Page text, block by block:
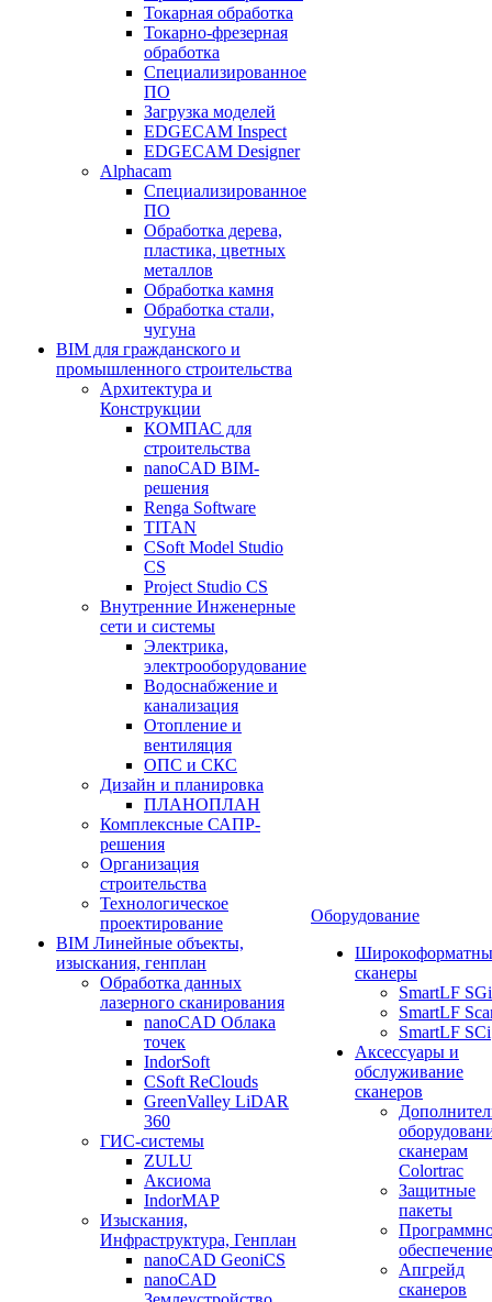
Токарная обработка
Токарно-фрезерная
обработка
Специализированное
ПО
Загрузка моделей
EDGECAM Inspect
EDGECAM Designer
Alphacam
Специализированное
ПО
Обработка дерева,
пластика, цветных
металлов
Обработка камня
Обработка стали,
чугуна
BIM для гражданского и
промышленного строительства
Архитектура и
Конструкции
КОМПАС для
строительства
nanoCAD BIM-
решения
Renga Software
TITAN
CSoft Model Studio
CS
Project Studio CS
Внутренние Инженерные
сети и системы
Электрика,
электрооборудование
Водоснабжение и
канализация
Отопление и
вентиляция
ОПС и СКС
Дизайн и планировка
ПЛАНОПЛАН
Комплексные САПР-
решения
Организация
строительства
Технологическое
проектирование
BIM Линейные объекты,
изыскания, генплан
Обработка данных
лазерного сканирования
nanoCAD Облака
точек
IndorSoft
CSoft ReClouds
GreenValley LiDAR
360
ГИС-системы
ZULU
Аксиома
IndorMAP
Изыскания,
Инфраструктура, Генплан
nanoCAD GeoniCS
nanoCAD
Оборудование
сканеры
SmartLF SGi
SmartLF
SmartLF SCi
Аксессуары и
обслуживание
сканеров
сканерам
Colortrac
Защитные
пакеты
обеспечение
Апгрейд
сканеров